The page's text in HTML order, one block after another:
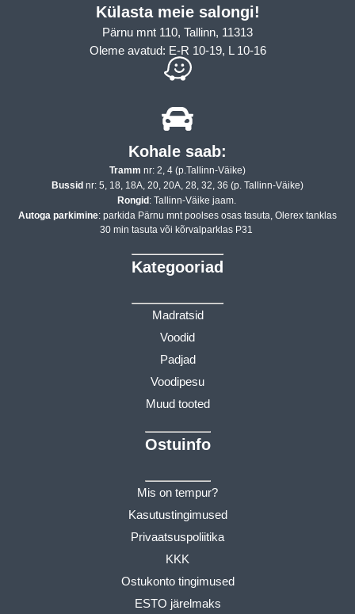
Külasta meie salongi!
Pärnu mnt 110, Tallinn, 11313
Oleme avatud: E-R 10-19, L 10-16
Kohale saab:
Tramm nr: 2, 4 (p.Tallinn-Väike)
Bussid nr: 5, 18, 18A, 20, 20A, 28, 32, 36 (p. Tallinn-Väike)
Rongid: Tallinn-Väike jaam.
Autoga parkimine: parkida Pärnu mnt poolses osas tasuta, Olerex tanklas
30 min tasuta või kõrvalparklas P31
Kategooriad
Madratsid
Voodid
Padjad
Voodipesu
Muud tooted
Ostuinfo
Mis on tempur?
Kasutustingimused
Privaatsuspoliitika
KKK
Ostukonto tingimused
ESTO järelmaks